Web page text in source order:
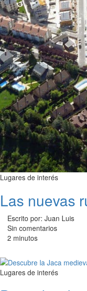
Lugares de interés
Las nuevas
Escrito por: Juan Luis
Sin comentarios
2 minutos
Lugares de interés